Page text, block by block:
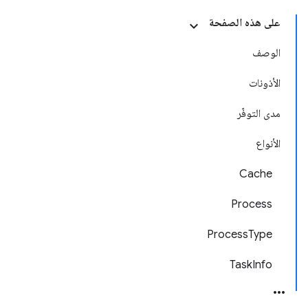
على هذه الصفحة
الوصف
الأذونات
مدى التوفّر
الأنواع
Cache
Process
ProcessType
TaskInfo